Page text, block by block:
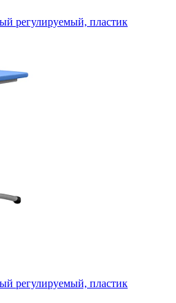
регулируемый, пластик
регулируемый, пластик